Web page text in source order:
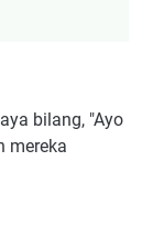
bilang, "Ayo
mereka